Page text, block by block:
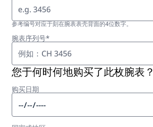
参考编号对应于刻在腕表表壳背面的4位数字。
腕表序列号*
您于何时何地购买了此枚腕表？
购买日期